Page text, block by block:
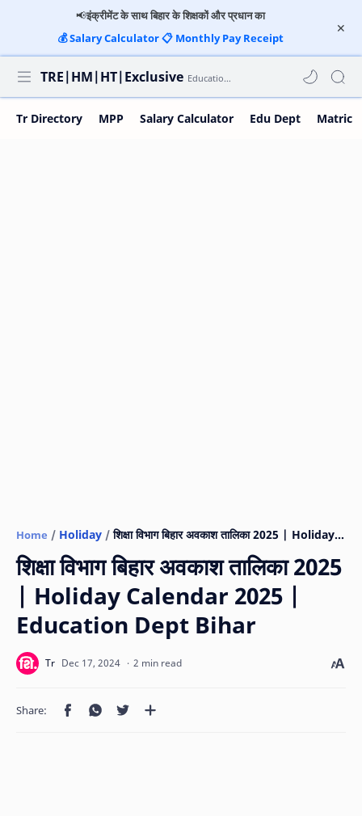
📢इंक्रीमेंट के साथ बिहार के शिक्षकों और प्रधान का
💰Salary Calculator📋Monthly Pay Receipt
TRE|HM|HT|Exclusive
Home Holiday
शिक्षा विभाग बिहार अवकाश तालिका 2025
| Holiday Calendar 2025 |
Education Dept Bihar
2 min read